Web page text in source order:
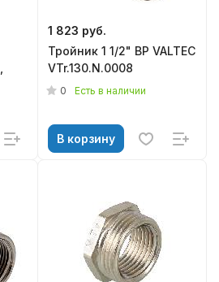
1 823 руб.
Тройник 1 1/2" ВР VALTEC
VTr.130.N.0008
0 Есть в наличии
В корзину